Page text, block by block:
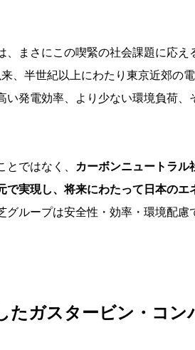
まさにこの喫緊の社会課題に応
、半世紀以上にわたり東京近郊の
発電効率、より少ない環境負荷
ではなく、
カーボンニュートラル
実現し、将来にわたって日本の
グループは安全性・効率・環境配
たガスタービン・コ